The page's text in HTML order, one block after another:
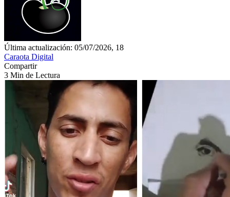
Última actualización: 05/07/2026, 18
Caraota Digital
Compartir
3 Min de Lectura